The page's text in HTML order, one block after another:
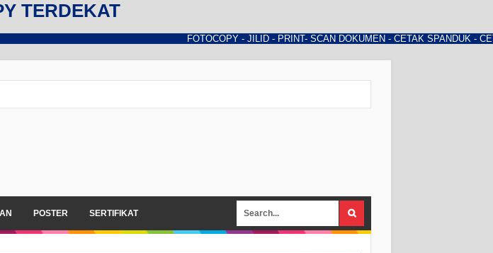
TERDEKAT
FOTOCOPY - JILID - PRINT- SCAN DOKUMEN - CETAK SPANDUK - CETAK
POSTER SERTIFIKAT